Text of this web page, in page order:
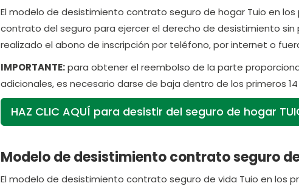
El modelo de desistimiento contrato seguro de hogar Tuio en
contrato del seguro para ejercer el derecho de desistimiento
realizado el abono de inscripción por teléfono, por internet o
IMPORTANTE:para obtener el reembolso de la parte
adicionales, es necesario darse de baja dentro de los primeros
HAZ CLIC AQUÍ para desistir del seguro de hogar
Modelo de desistimiento contrato seguro
El modelo de desistimiento contrato seguro de vida Tuio en los